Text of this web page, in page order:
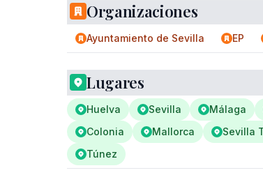
Organizaciones
Ayuntamiento de Sevilla EP
Lugares
Huelva Sevilla Málaga
Colonia
Mallorca Sevilla
Túnez